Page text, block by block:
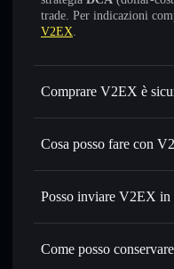
trade. Per indicazioni
V2EX.
Comprare V2EX è
V2EX non è verificato
Cosa posso fare con
V2EX
wallet
Scambiare
con il routing
Impostare ordini
Posso inviare V2EX in
Come posso